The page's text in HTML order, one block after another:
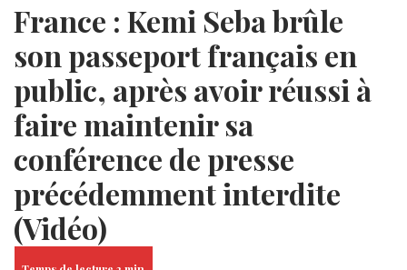
France : Kemi Seba brûle
son passeport français en
public, après avoir réussi à
faire maintenir sa
conférence de presse
précédemment interdite
(Vidéo)